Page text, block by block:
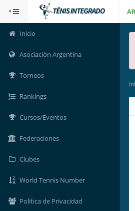
Inicio
Asociación Argentina
Torneos
Rankings
Cursos/Eventos
Federaciones
Clubes
World Tennis Number
Política de Privacidad